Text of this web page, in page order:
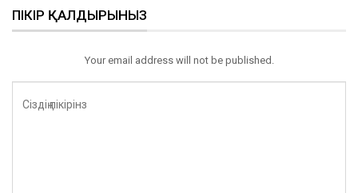
ПІКІР ҚАЛДЫРЫНЫЗ
Your email address will not be published.